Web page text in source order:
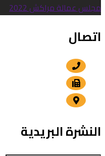
مجلس عمالة مراكش 2022
اتصال
النشرة البريدية